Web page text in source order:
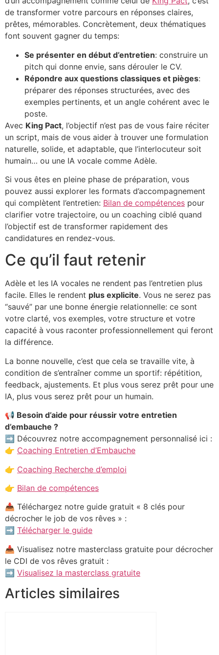
de transformer votre parcours en réponses claires,
prêtes, mémorables. Concrètement, deux thématiques
font souvent gagner du temps:
Se présenter en début d’entretien: construire un
pitch qui donne envie, sans dérouler le CV.
Répondre aux questions classiques et pièges:
préparer des réponses structurées, avec des
exemples pertinents, et un angle cohérent avec le
poste.
Avec King Pact, l’objectif n’est pas de vous faire réciter
un script, mais de vous aider à trouver une formulation
naturelle, solide, et adaptable, que l’interlocuteur soit
humain… ou une IA vocale comme Adèle.
Si vous êtes en pleine phase de préparation, vous
pouvez aussi explorer les formats d’accompagnement
qui complètent l’entretien: Bilan de compétences pour
clarifier votre trajectoire, ou un coaching ciblé quand
l’objectif est de transformer rapidement des
candidatures en rendez-vous.
Ce qu’il faut retenir
Adèle et les IA vocales ne rendent pas l’entretien plus
facile. Elles le rendent plus explicite. Vous ne serez pas
“sauvé” par une bonne énergie relationnelle: ce sont
votre clarté, vos exemples, votre structure et votre
capacité à vous raconter professionnellement qui feront
la différence.
La bonne nouvelle, c’est que cela se travaille vite, à
condition de s’entraîner comme un sportif: répétition,
feedback, ajustements. Et plus vous serez prêt pour une
IA, plus vous serez prêt pour un humain.
📢 Besoin d’aide pour réussir votre entretien
d’embauche ?
➡ Découvrez notre accompagnement personnalisé ici :
👉 Coaching Entretien d’Embauche
👉 Coaching Recherche d’emploi
👉 Bilan de compétences
📥 Téléchargez notre guide gratuit « 8 clés pour
décrocher le job de vos rêves » :
➡ Télécharger le guide
📥 Visualisez notre masterclass gratuite pour décrocher
le CDI de vos rêves gratuit :
➡ Visualisez la masterclass gratuite
Articles similaires